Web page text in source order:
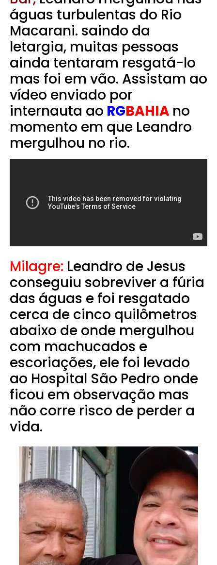
águas turbulentas do Rio
Macarani. saindo da
letargia, muitas pessoas
ainda tentaram resgatá-lo
mas foi em vão. Assistam ao
vídeo enviado por
internauta ao RGBAHIA no
momento em que Leandro
mergulhou no rio.
Milagre: Leandro de Jesus
conseguiu sobreviver a fúria
das águas e foi resgatado
cerca de cinco quilômetros
abaixo de onde mergulhou
com machucados e
escoriações, ele foi levado
ao Hospital São Pedro onde
ficou em observação mas
não corre risco de perder a
vida.